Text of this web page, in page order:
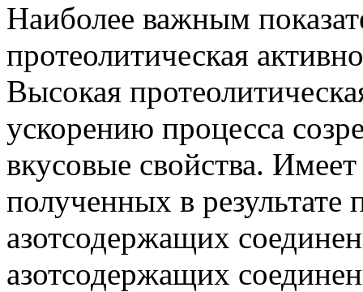
Наиболее важным
протеолитическая
Высокая
ускорению процесса
вкусовые свойства.
полученных в результате
азотсодержащих
азотсодержащих